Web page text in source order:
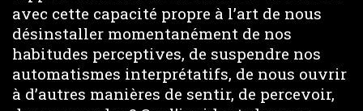
avec cette capacité propre à l’art de nous
désinstaller momentanément de nos
habitudes perceptives, de suspendre nos
automatismes interprétatifs, de nous ouvrir
à d’autres manières de sentir, de percevoir,